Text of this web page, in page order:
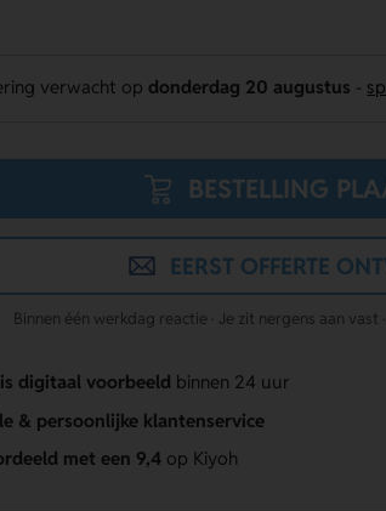
verwacht op donderdag 20 augustus
BESTELLING
EERST OFFERTE
Binnen één werkdag reactie · Je zit nergens aan
digitaal voorbeeldbinnen 24 uur
& persoonlijke klantenservice
met een 9,4op Kiyoh